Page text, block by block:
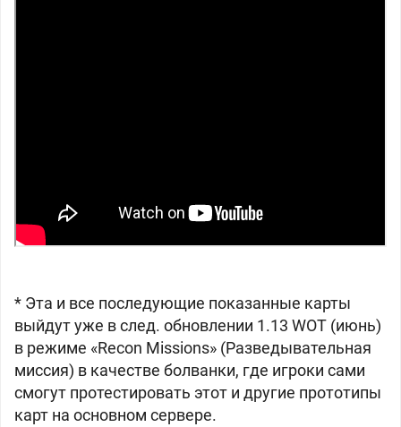
* Эта и все последующие показанные карты
выйдут уже в след. обновлении 1.13 WOT (июнь)
в режиме «Recon Missions» (Разведывательная
миссия) в качестве болванки, где игроки сами
смогут протестировать этот и другие прототипы
карт на основном сервере.